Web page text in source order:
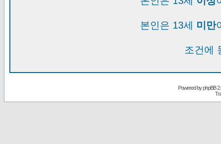
본인은 13세 미만
조건에
Powered byphpBB